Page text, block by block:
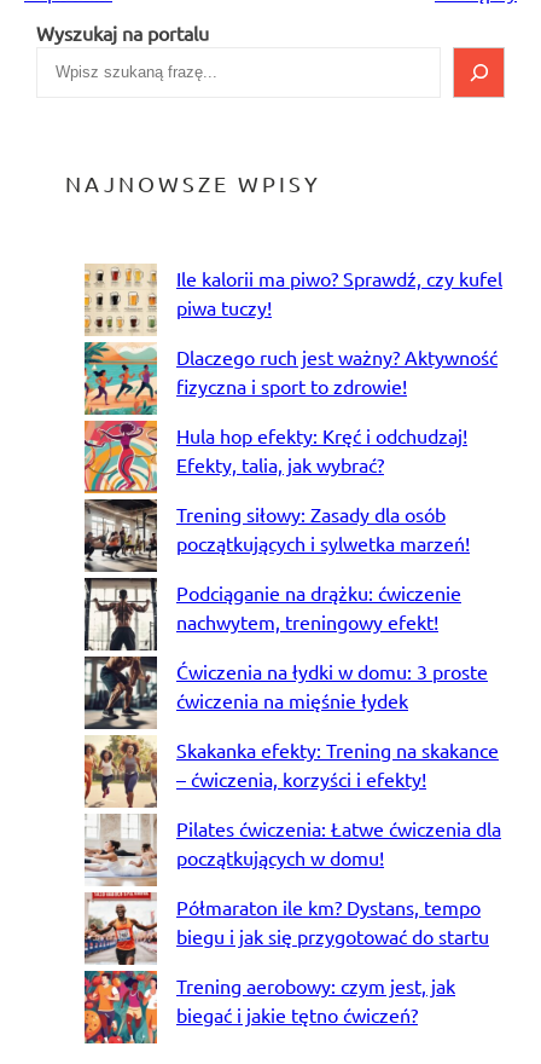
Wyszukaj na portalu
NAJNOWSZE WPISY
Ile kalorii ma piwo? Sprawdź, czy kufel
piwa tuczy!
Dlaczego ruch jest ważny? Aktywność
fizyczna i sport to zdrowie!
Hula hop efekty: Kręć i odchudzaj!
Efekty, talia, jak wybrać?
Trening siłowy: Zasady dla osób
początkujących i sylwetka marzeń!
Podciąganie na drążku: ćwiczenie
nachwytem, treningowy efekt!
Ćwiczenia na łydki w domu: 3 proste
ćwiczenia na mięśnie łydek
Skakanka efekty: Trening na skakance
– ćwiczenia, korzyści i efekty!
Pilates ćwiczenia: Łatwe ćwiczenia dla
początkujących w domu!
Półmaraton ile km? Dystans, tempo
biegu i jak się przygotować do startu
Trening aerobowy: czym jest, jak
biegać i jakie tętno ćwiczeń?